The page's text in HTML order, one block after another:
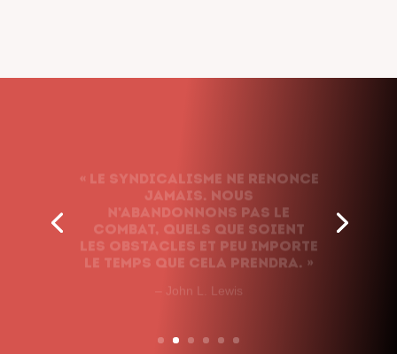
jamais. Nous
n’abandonnons pas le
combat, quels que soient
les obstacles et peu importe
le temps que cela prendra. »